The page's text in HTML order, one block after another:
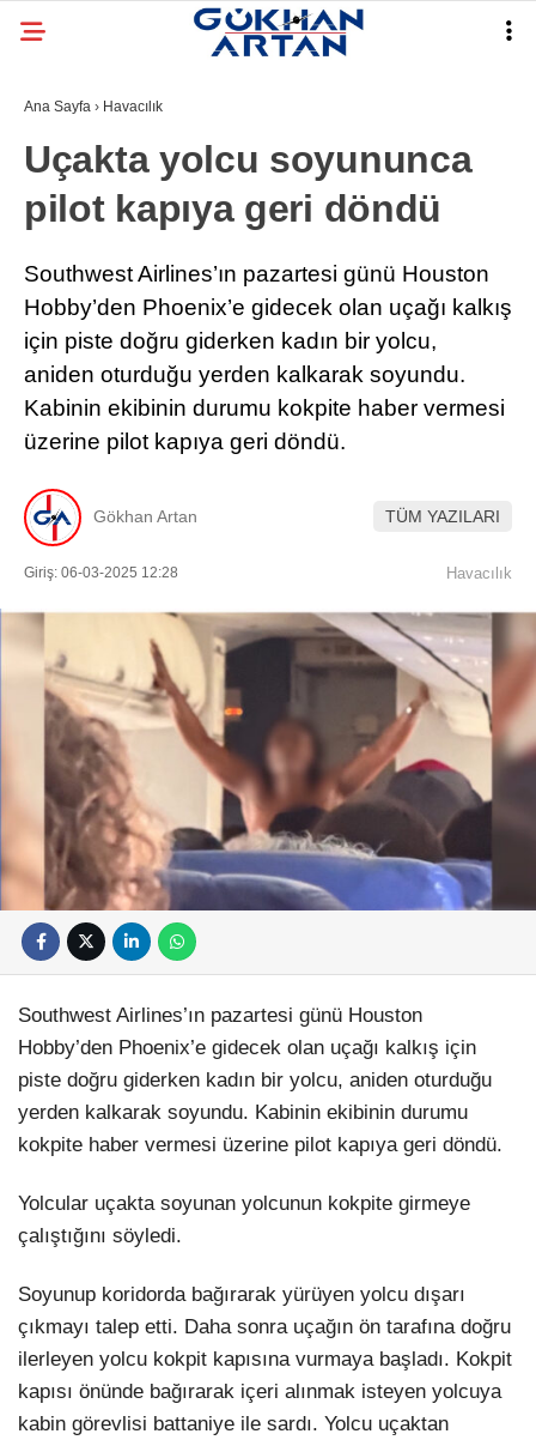
Ana Sayfa › Havacılık
Uçakta yolcu soyununca
pilot kapıya geri döndü
Southwest Airlines’ın pazartesi günü Houston
Hobby’den Phoenix’e gidecek olan uçağı kalkış
için piste doğru giderken kadın bir yolcu,
aniden oturduğu yerden kalkarak soyundu.
Kabinin ekibinin durumu kokpite haber vermesi
üzerine pilot kapıya geri döndü.
Gökhan Artan TÜM YAZILARI
Giriş: 06-03-2025 12:28 Havacılık
Southwest Airlines’ın pazartesi günü Houston
Hobby’den Phoenix’e gidecek olan uçağı kalkış için
piste doğru giderken kadın bir yolcu, aniden oturduğu
yerden kalkarak soyundu. Kabinin ekibinin durumu
kokpite haber vermesi üzerine pilot kapıya geri döndü.
Yolcular uçakta soyunan yolcunun kokpite girmeye
çalıştığını söyledi.
Soyunup koridorda bağırarak yürüyen yolcu dışarı
çıkmayı talep etti. Daha sonra uçağın ön tarafına doğru
ilerleyen yolcu kokpit kapısına vurmaya başladı. Kokpit
kapısı önünde bağırarak içeri alınmak isteyen yolcuya
kabin görevlisi battaniye ile sardı. Yolcu uçaktan